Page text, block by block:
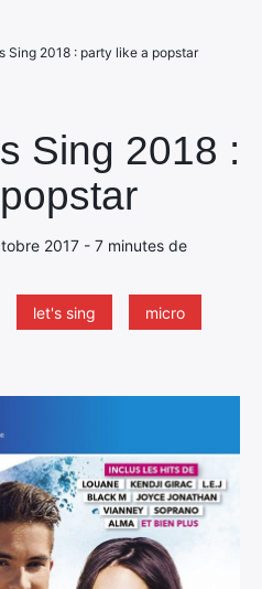
Sing 2018 :
2017 - 7 minutes de
let's sing micro
Sing 2018 : party like a popstar